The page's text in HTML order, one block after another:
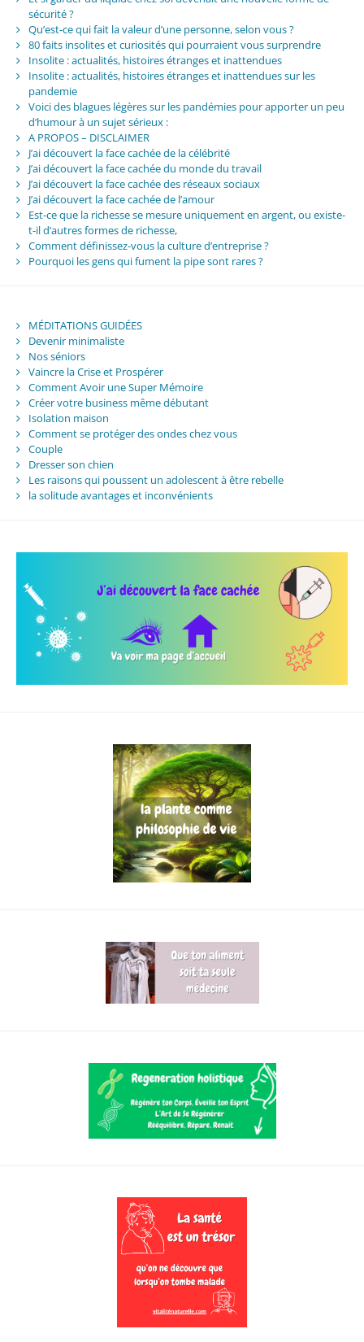
sécurité ?
Qu’est-ce qui fait la valeur d’une personne, selon vous ?
80 faits insolites et curiosités qui pourraient vous surprendre
Insolite : actualités, histoires étranges et inattendues
Insolite : actualités, histoires étranges et inattendues sur les
pandemie
Voici des blagues légères sur les pandémies pour apporter un peu
d’humour à un sujet sérieux :
A PROPOS – DISCLAIMER
J’ai découvert la face cachée de la célébrité
J’ai découvert la face cachée du monde du travail
J’ai découvert la face cachée des réseaux sociaux
J’ai découvert la face cachée de l’amour
Est-ce que la richesse se mesure uniquement en argent, ou existe-
t-il d’autres formes de richesse,
Comment définissez-vous la culture d’entreprise ?
Pourquoi les gens qui fument la pipe sont rares ?
MÉDITATIONS GUIDÉES
Devenir minimaliste
Nos séniors
Vaincre la Crise et Prospérer
Comment Avoir une Super Mémoire
Créer votre business même débutant
Isolation maison
Comment se protéger des ondes chez vous
Couple
Dresser son chien
Les raisons qui poussent un adolescent à être rebelle
la solitude avantages et inconvénients